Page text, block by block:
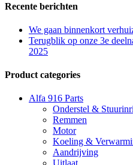
Recente berichten
We gaan binnenkort
Terugblik op onze 3e
2025
Product categories
Alfa 916 Parts
Onderstel &
Remmen
Motor
Koeling &
Aandrijving